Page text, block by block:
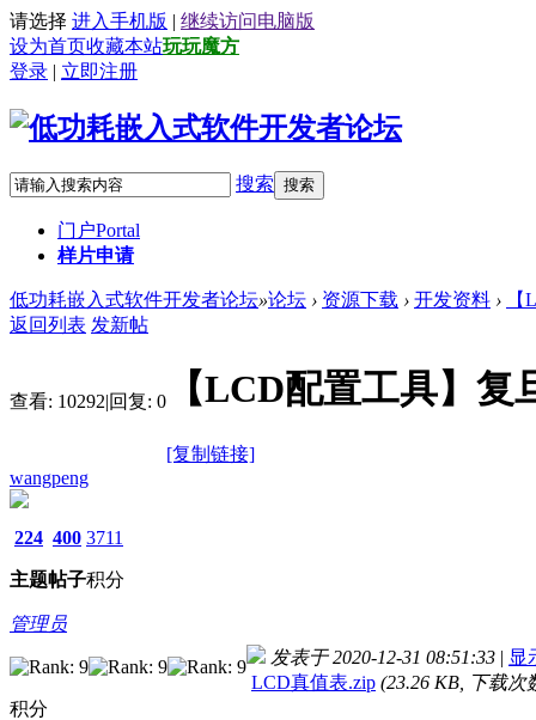
请选择 进入手机版 | 继续访问电脑版
设为首页收藏本站玩玩魔方
登录 | 立即注册
搜索 搜索
门户Portal
样片申请
低功耗嵌入式软件开发者论坛»论坛 › 资源下载 › 开发资料 ›
返回列表 发新帖
查看: 10292|回复: 0 【LCD配置工具】
[复制链接]
wangpeng
224
主题
400
帖子
3711
积分
管理员
积分
发表于 2020-12-31 08:51:33 | 显
LCD真值表.zip (23.26 KB, 下载次